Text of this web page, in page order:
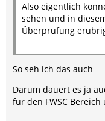
Also eigentlich
sehen und in
Überprüfung
So seh ich das auch
Darum dauert es ja
für den FWSC